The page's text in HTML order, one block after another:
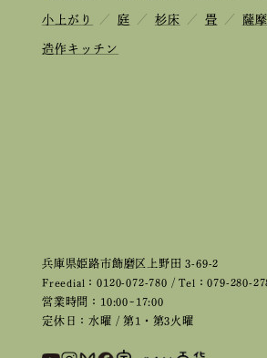
兵庫県姫路市飾磨区上野田 3-69-2
Freedial：0120-072-780 / Tel：079-280-
営業時間：10:00~17:00
定休日：水曜 / 第1・第3火曜
小上がり ／ 庭 ／ 杉床 ／ 畳 ／ 薩
造作キッチン